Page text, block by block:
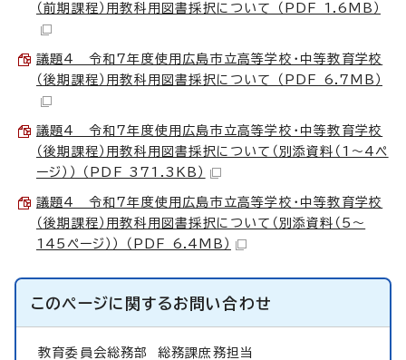
（前期課程）用教科用図書採択について （PDF 1.6MB）
議題4 令和7年度使用広島市立高等学校・中等教育学校
（後期課程）用教科用図書採択について （PDF 6.7MB）
議題4 令和7年度使用広島市立高等学校・中等教育学校
（後期課程）用教科用図書採択について（別添資料（1～4ペ
ージ）） （PDF 371.3KB）
議題4 令和7年度使用広島市立高等学校・中等教育学校
（後期課程）用教科用図書採択について（別添資料（5～
145ページ）） （PDF 6.4MB）
このページに関するお問い合わせ
教育委員会総務部 総務課庶務担当